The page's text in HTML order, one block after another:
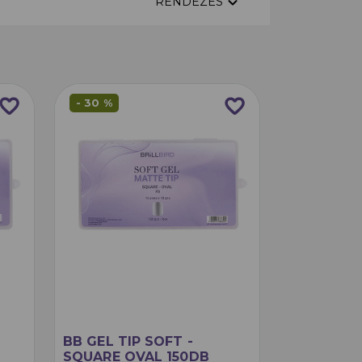
favorite_border favorite_border
- 30 %
BB GEL TIP SOFT -
SQUARE OVAL 150DB